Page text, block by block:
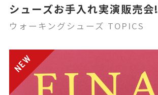
シューズお手入れ実演販売会
ウォーキングシューズ TOPICS